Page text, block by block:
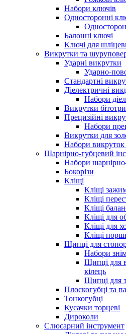
Набори ключів
Односторонні
Балонні ключі
Ключі для
Викрутки та
Ударні викрутки
Ударно-
Стандартні
Діелектричні
Набори
Викрутки
Прецизійні
Набори
Викрутки для
Набори викруток
Шарнірно-губцевий
Набори
Бокорізи
Кліщі
Кліщі
Кліщі
Кліщі
Кліщі для
Кліщі для
Кліщі
Щипці для
Набори
Щипці для
кілець
Щипці для
Плоскогубці та
Тонкогубці
Кусачки торцеві
Дироколи
Слюсарний інструмент